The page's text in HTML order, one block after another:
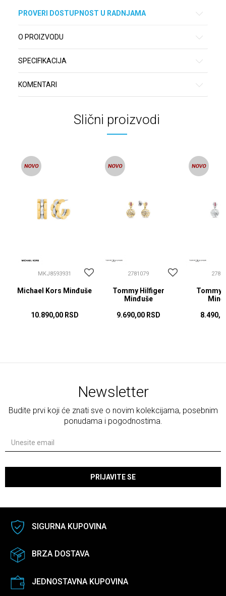
PROVERI DOSTUPNOST U RADNJAMA
O PROIZVODU
SPECIFIKACIJA
KOMENTARI
Slični proizvodi
MKJ8593931
Michael Kors Minđuše
10.890,00 RSD
2781079
Tommy Hilfiger
Minđuše
9.690,00 RSD
Tommy
Newsletter
Budite prvi koji će znati sve o novim kolekcijama, posebnim
ponudama i pogodnostima.
PRIJAVITE SE
SIGURNA KUPOVINA
BRZA DOSTAVA
JEDNOSTAVNA KUPOVINA